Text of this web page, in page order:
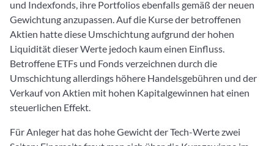
und Indexfonds, ihre Portfolios ebenfalls gemäß der neuen
Gewichtung anzupassen. Auf die Kurse der betroffenen
Aktien hatte diese Umschichtung aufgrund der hohen
Liquidität dieser Werte jedoch kaum einen Einfluss.
Betroffene ETFs und Fonds verzeichnen durch die
Umschichtung allerdings höhere Handelsgebühren und der
Verkauf von Aktien mit hohen Kapitalgewinnen hat einen
steuerlichen Effekt.
Für Anleger hat das hohe Gewicht der Tech-Werte zwei